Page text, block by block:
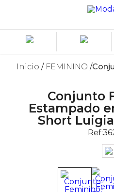
Inicio FEMININO
Conjunto
Estampado
Short
Ref: